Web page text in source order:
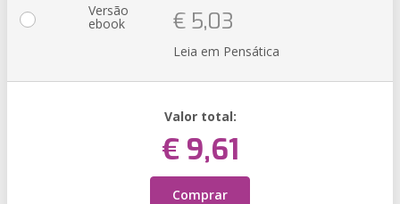
Versão
ebook € 5,03
Leia em Pensática
Valor total:
€ 9,61
Comprar